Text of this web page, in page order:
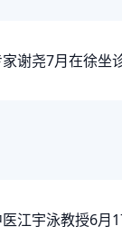
谢尧7月在徐坐
江宇泳教授6月